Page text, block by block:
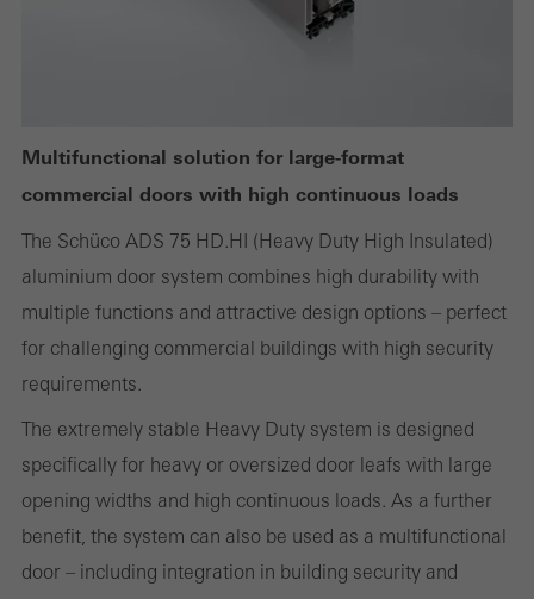
Multifunctional solution for large-format
commercial doors with high continuous loads
The Schüco ADS 75 HD.HI (Heavy Duty High Insulated)
aluminium door system combines high durability with
multiple functions and attractive design options – perfect
for challenging commercial buildings with high security
requirements.
The extremely stable Heavy Duty system is designed
specifically for heavy or oversized door leafs with large
opening widths and high continuous loads. As a further
benefit, the system can also be used as a multifunctional
door – including integration in building security and
корректной работы веб-сайтов Schüco, их нельзя отключить.
Статистические / аналитические файлы cookie
Эти файлы cookie используются для статистики и анализа
использования сайта и оптимизации услуг, например, путем
оценки проведенных кампаний. Эти файлы cookie
используются для повышения удобства использования веб-
сайта и, следовательно, для удобства пользователя. Они
количестве посещений, средней продолжительности
пребывания на сайте и просмотренных страницах.